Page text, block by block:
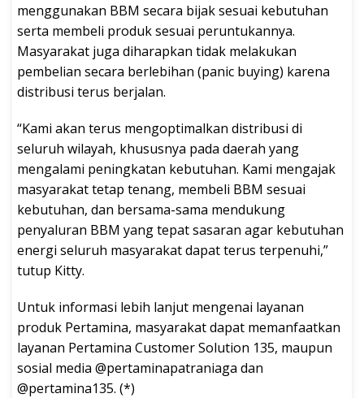
menggunakan BBM secara bijak sesuai kebutuhan
serta membeli produk sesuai peruntukannya.
Masyarakat juga diharapkan tidak melakukan
pembelian secara berlebihan (panic buying) karena
distribusi terus berjalan.
“Kami akan terus mengoptimalkan distribusi di
seluruh wilayah, khususnya pada daerah yang
mengalami peningkatan kebutuhan. Kami mengajak
masyarakat tetap tenang, membeli BBM sesuai
kebutuhan, dan bersama-sama mendukung
penyaluran BBM yang tepat sasaran agar kebutuhan
energi seluruh masyarakat dapat terus terpenuhi,”
tutup Kitty.
Untuk informasi lebih lanjut mengenai layanan
produk Pertamina, masyarakat dapat memanfaatkan
layanan Pertamina Customer Solution 135, maupun
sosial media @pertaminapatraniaga dan
@pertamina135. (*)